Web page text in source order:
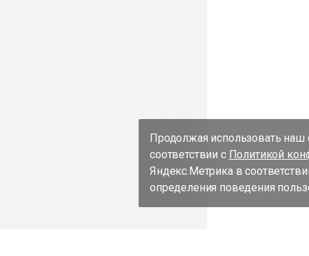
Продолжая использовать наш
соответствии с Политикой
Яндекс.Метрика в
определения поведения